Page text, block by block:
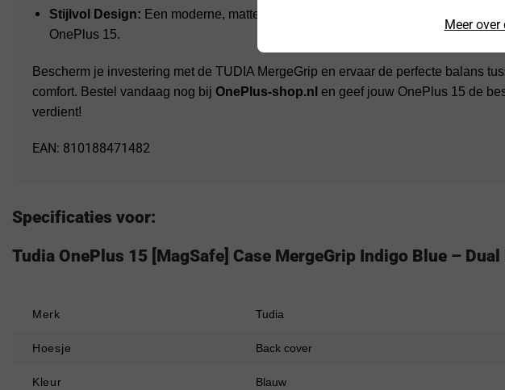
Stijlvol Design: Een moderne, matte afwerking die perfect aansluit bij de
OnePlus 15.
Bescherm je investering met de TUDIA MergeGrip en ervaar de perfecte balans
comfort. Bestel vandaag nog bij OnePlus-shop.nl en geef jouw OnePlus 15 de
verdient!
EAN: 810188471482
Specificaties voor:
Tudia OnePlus 15 [MagSafe] Case MergeGrip Indigo Blue – Dual
Merk Tudia
Hoesje Back cover
Kleur Blauw
Meer